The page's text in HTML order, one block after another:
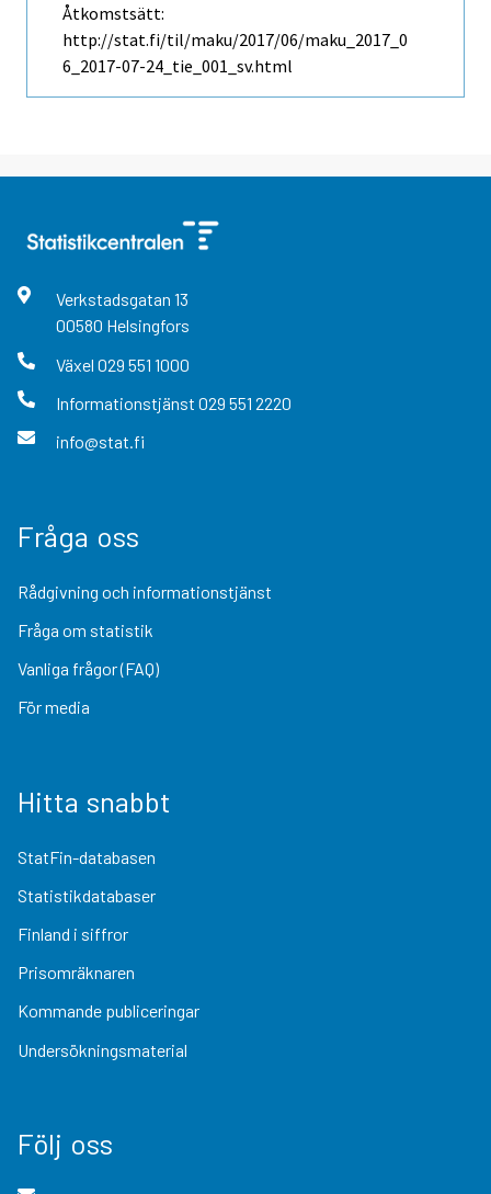
Åtkomstsätt:
http://stat.fi/til/maku/2017/06/maku_2017_0
6_2017-07-24_tie_001_sv.html
Verkstadsgatan 13
00580 Helsingfors
Växel 029 551 1000
Informationstjänst 029 551 2220
info@stat.fi
Fråga oss
Rådgivning och informationstjänst
Fråga om statistik
Vanliga frågor (FAQ)
För media
Hitta snabbt
StatFin-databasen
Statistikdatabaser
Finland i siffror
Prisomräknaren
Kommande publiceringar
Undersökningsmaterial
Följ oss